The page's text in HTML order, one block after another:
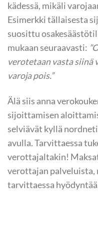
kädessä, mikäli
Esimerkki tällaisesta
suosittu
mukaan seuraavasti:
verotetaan vasta siinä
varoja pois.”
Älä siis anna
sijoittamisen
selviävät kyllä
avulla. Tarvittaessa
verottajaltakin!
verottajan palveluista,
tarvittaessa